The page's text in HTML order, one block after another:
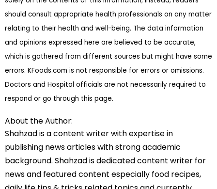
should consult appropriate health professionals on any matter
relating to their health and well-being. The data information
and opinions expressed here are believed to be accurate,
which is gathered from different sources but might have some
errors. KFoods.com is not responsible for errors or omissions.
Doctors and Hospital officials are not necessarily required to
respond or go through this page.
About the Author:
Shahzad is a content writer with expertise in
publishing news articles with strong academic
background. Shahzad is dedicated content writer for
news and featured content especially food recipes,